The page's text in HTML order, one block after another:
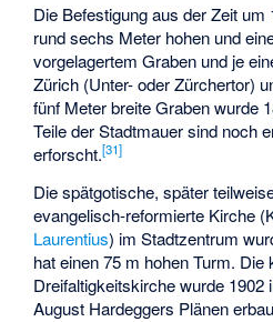
Die Befestigung aus der Zeit um
rund sechs Meter hohen und
vorgelagertem Graben und je
Zürich (Unter- oder Zürchertor)
fünf Meter breite Graben wurde
Teile der Stadtmauer sind noch
erforscht.[31]
Die spätgotische, später
evangelisch-reformierte Kirche
Laurentius) im Stadtzentrum
hat einen 75 m hohen Turm. Die
Dreifaltigkeitskirche wurde 1902
August Hardeggers Plänen